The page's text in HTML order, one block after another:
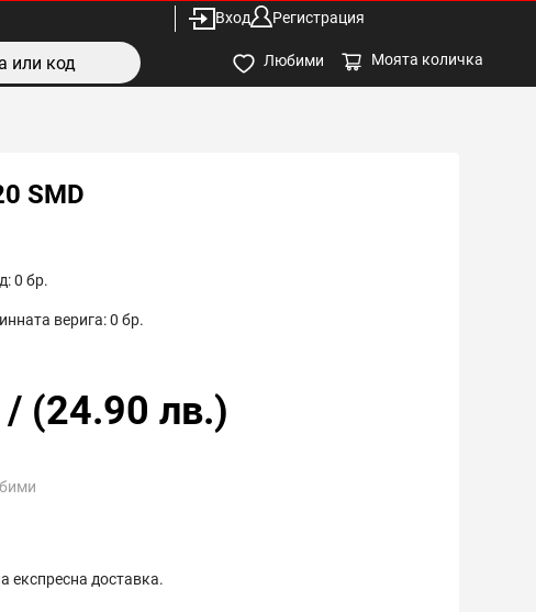
Вход Регистрация
Любими Моята количка
SMD
0 бр.
верига:0 бр.
/ (24.90 лв.)
експресна доставка.